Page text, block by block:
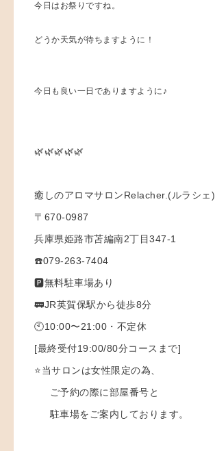
今日はお祭りですね。
どうか天気が待ちますように！
今日も良い一日でありますように♪
🌿🌿🌿🌿🌿
癒しのアロマサロンRelacher.(ルラシェ)
〒670-0987
兵庫県姫路市苫編南2丁目347-1
☎️079-263-7404
🅿️無料駐車場あり
🚃JR英賀保駅から徒歩8分
🕙10:00〜21:00・不定休
[最終受付19:00/80分コースまで]
⭐️当サロンは女性限定の為、
ご予約の際に部屋番号と
駐車場をご案内しております。